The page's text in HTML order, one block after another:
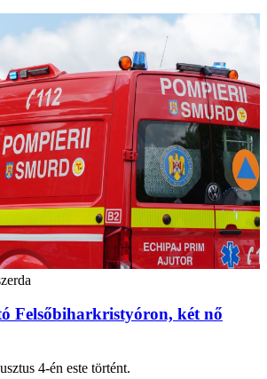
Felsőbiharkristyóron, két nő
4-én este történt.